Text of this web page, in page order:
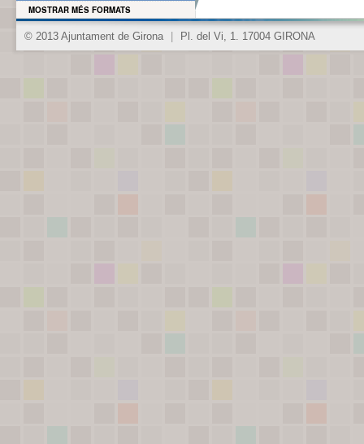
MOSTRAR MÉS FORMATS
© 2013 Ajuntament de Girona Pl. del Vi, 1. 17004 GIRONA